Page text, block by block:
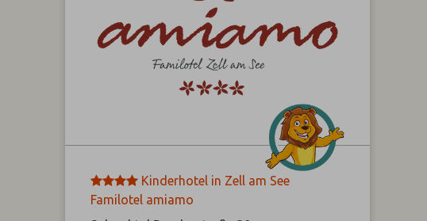
****
Kinderhotel in Zell am See
Familotel amiamo